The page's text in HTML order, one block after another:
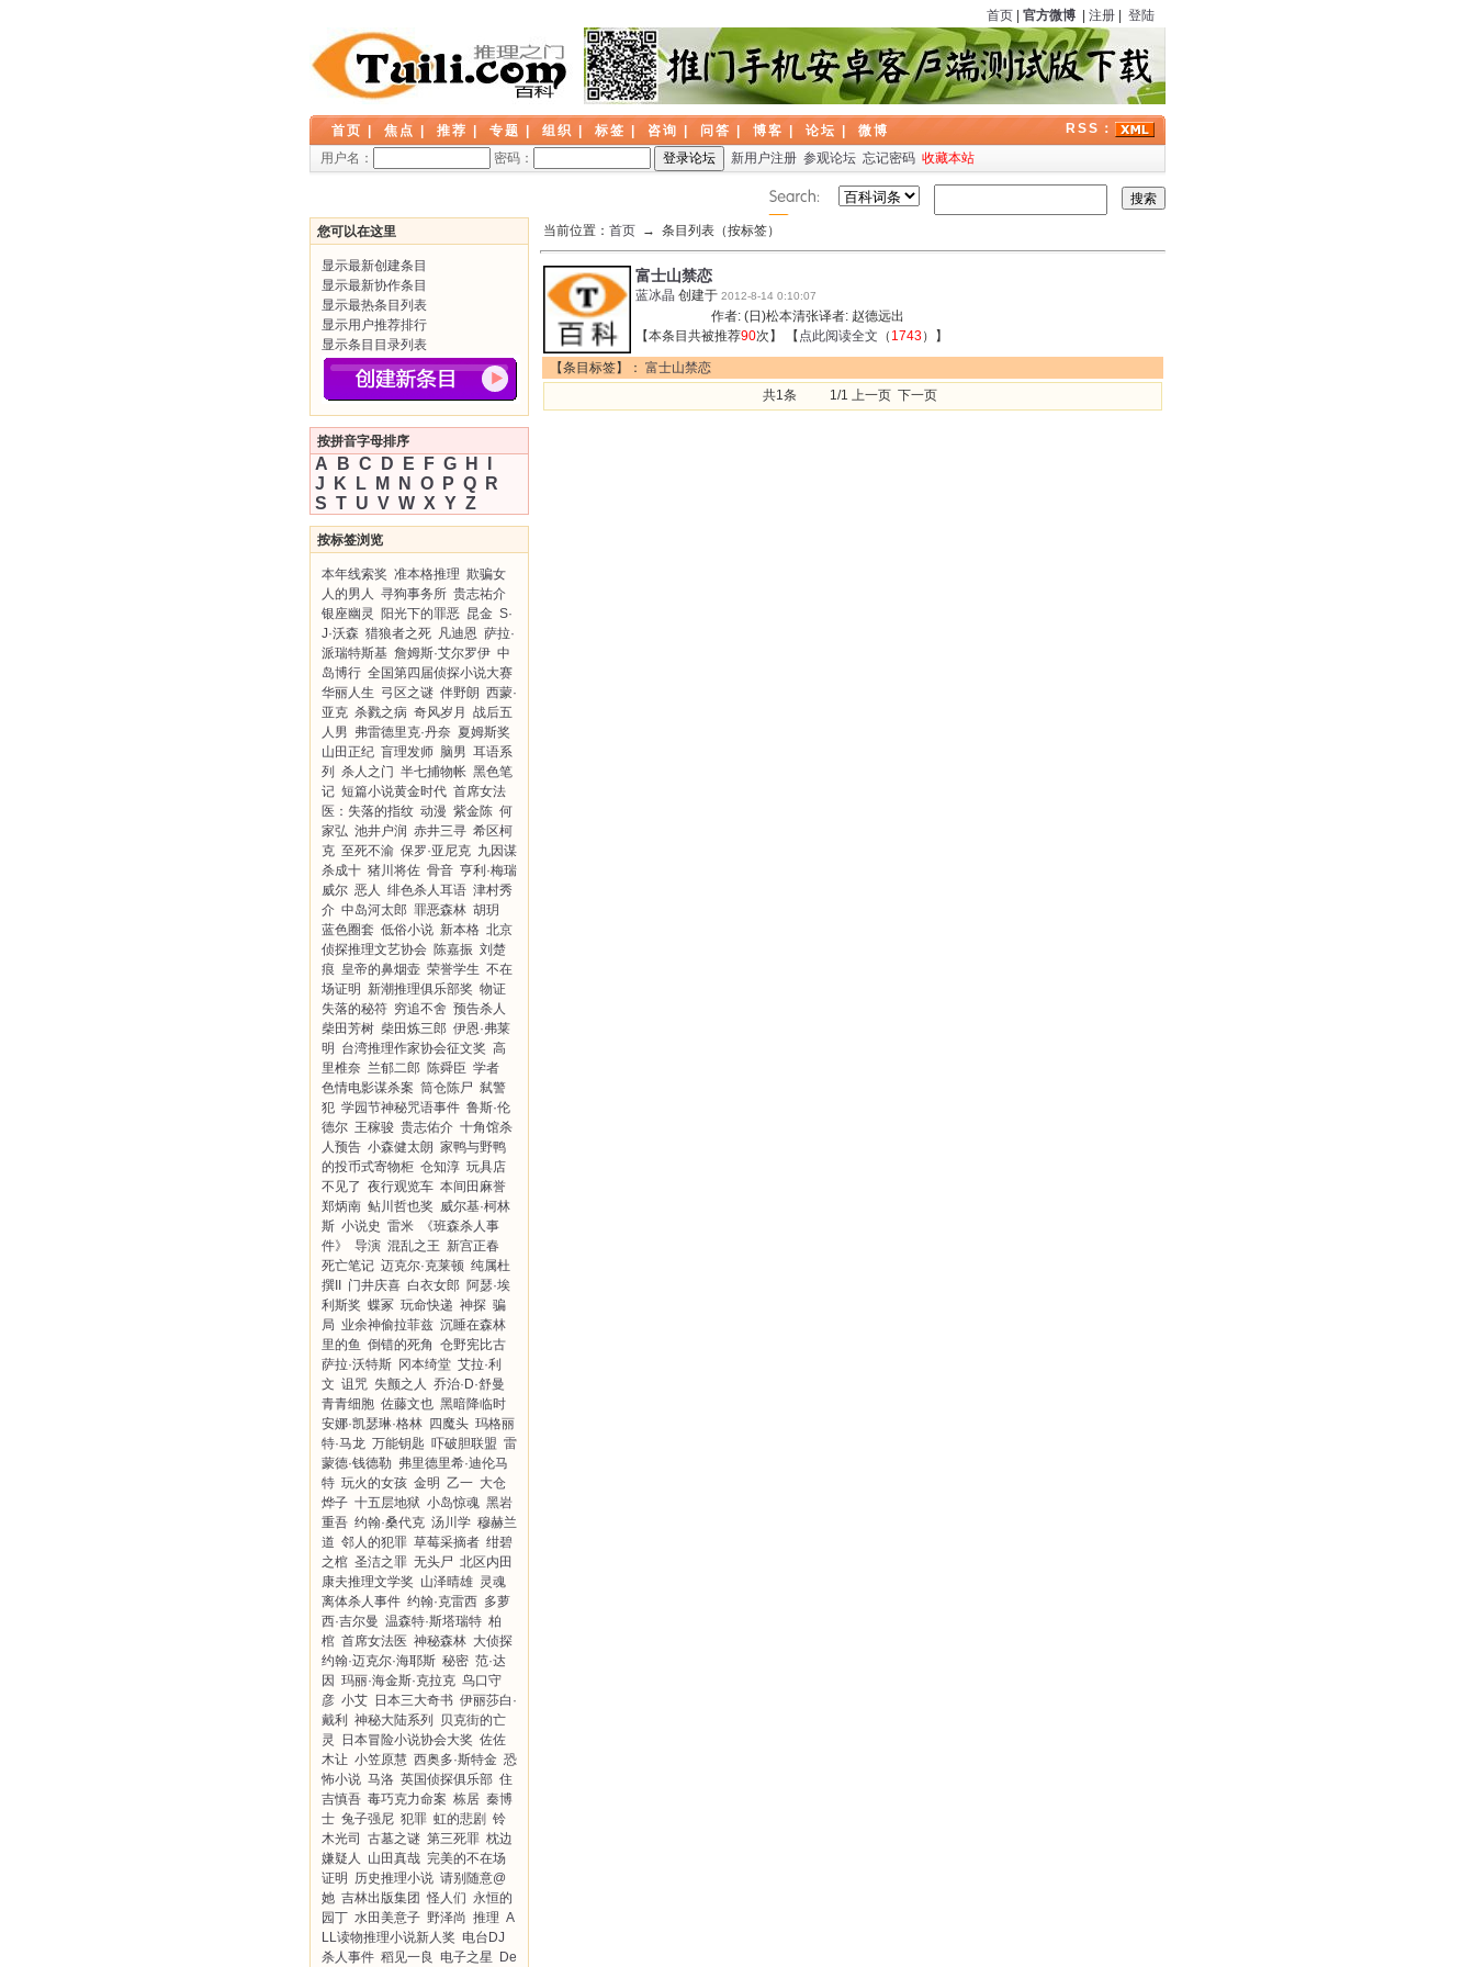
首页 官方微博 注册 登陆
首页 焦点 推荐 专题 组织 标签 咨询 问答 博客 论坛 微博
RSS：
用户名：
密码： 新用户注册 参观论坛 忘记密码 收藏本站
您可以在这里
显示最新创建条目
显示最新协作条目
显示最热条目列表
显示用户推荐排行
显示条目目录列表
按拼音字母排序
A B C D E F G H
J
K L M N O P Q
R
S T U V W X Y Z
按标签浏览
本年线索奖 准本格推理 欺骗女
人的男人 寻狗事务所 贵志祐介
银座幽灵
阳光下的罪恶 昆金 S·
J·沃森 猎狼者之死 凡迪恩 萨拉·
派瑞特斯基 詹姆斯·艾尔罗伊 中
岛博行 全国第四届侦探小说大赛
华丽人生 弓区之谜 伴野朗 西蒙·
亚克 杀戮之病 奇风岁月
战后五
人男 弗雷德里克·丹奈 夏姆斯奖
山田正纪 盲理发师 脑男 耳语系
列
杀人之门 半七捕物帐 黑色笔
记 短篇小说黄金时代 首席女法
医：失落的指纹 动漫 紫金陈 何
家弘 池井户润 赤井三寻 希区柯
克 至死不渝 保罗·亚尼克 九因谋
杀成十 猪川将佐 骨音 亨利·梅瑞
威尔 恶人 绯色杀人耳语 津村秀
介 中岛河太郎 罪恶森林 胡玥
蓝色圈套 低俗小说 新本格 北京
侦探推理文艺协会 陈嘉振 刘楚
痕 皇帝的鼻烟壶 荣誉学生 不在
场证明
新潮推理俱乐部奖 物证
失落的秘符 穷追不舍 预告杀人
柴田芳树 柴田炼三郎 伊恩·弗莱
明
台湾推理作家协会征文奖 高
里椎奈 兰郁二郎 陈舜臣 学者
色情电影谋杀案 筒仓陈尸 弑警
犯 学园节神秘咒语事件 鲁斯·伦
德尔 王稼骏 贵志佑介 十角馆杀
人预告 小森健太朗 家鸭与野鸭
的投币式寄物柜 仓知淳 玩具店
不见了 夜行观览车 本间田麻誉
郑炳南 鲇川哲也奖 威尔基·柯林
斯 小说史 雷米
《班森杀人事
件》
导演 混乱之王 新宫正春
死亡笔记 迈克尔·克莱顿 纯属杜
撰II
门井庆喜 白衣女郎 阿瑟·埃
利斯奖 蝶冢 玩命快递 神探 骗
局 业余神偷拉菲兹 沉睡在森林
里的鱼 倒错的死角 仓野宪比古
萨拉·沃特斯 冈本绮堂 艾拉·利
文 诅咒 失颤之人 乔治·D·舒曼
青青细胞 佐藤文也 黑暗降临时
安娜·凯瑟琳·格林 四魔头 玛格丽
特·马龙 万能钥匙 吓破胆联盟 雷
蒙德·钱德勒 弗里德里希·迪伦马
特 玩火的女孩 金明 乙一 大仓
烨子 十五层地狱 小岛惊魂 黑岩
重吾 约翰·桑代克 汤川学 穆赫兰
道 邻人的犯罪 草莓采摘者 绀碧
之棺 圣洁之罪 无头尸 北区内田
康夫推理文学奖 山泽晴雄 灵魂
离体杀人事件 约翰·克雷西 多萝
西·吉尔曼 温森特·斯塔瑞特 柏
棺 首席女法医 神秘森林 大侦探
约翰·迈克尔·海耶斯 秘密 范·达
因 玛丽·海金斯·克拉克 鸟口守
彦 小艾 日本三大奇书 伊丽莎白·
戴利
神秘大陆系列
贝克街的亡
灵
日本冒险小说协会大奖 佐佐
木让 小笠原慧 西奥多·斯特金 恐
怖小说 马洛 英国侦探俱乐部 住
吉慎吾 毒巧克力命案 栋居 秦博
士 兔子强尼 犯罪 虹的悲剧 铃
木光司
古墓之谜 第三死罪 枕边
嫌疑人
山田真哉 完美的不在场
证明
历史推理小说 请别随意@
她 吉林出版集团 怪人们 永恒的
园丁 水田美意子 野泽尚 推理 A
LL读物推理小说新人奖 电台DJ
杀人事件 稻见一良 电子之星 De
当前位置： 首页 → 条目列表（按标签）
富士山禁恋
蓝冰晶 创建于 2012-8-14 0:10:07
作者: (日)松本清张译者: 赵德远出
【本条目共被推荐90次】 【 点此阅读全文 （ 1743）】
【条目标签】： 富士山禁恋
共1条 1/1 上一页 下一页